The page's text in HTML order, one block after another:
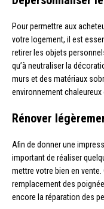
Pour permettre aux
votre logement, il est
retirer les objets
qu’à neutraliser la
murs et des matériaux
environnement chaleureux
Rénover
Afin de donner une
important de réaliser
mettre votre bien en
remplacement des
encore la réparation des